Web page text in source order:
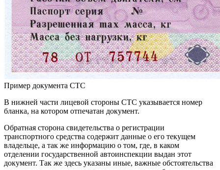
Пример документа СТС
В нижней части лицевой стороны СТС указывается номер
бланка, на котором отпечатан документ.
Обратная сторона свидетельства о регистрации
транспортного средства содержит данные о его текущем
владельце, а так же информацию о том, где, в каком
отделении государственной автоинспекции выдан этот
документ. Так же здесь указаны иные, важные обстоятельства